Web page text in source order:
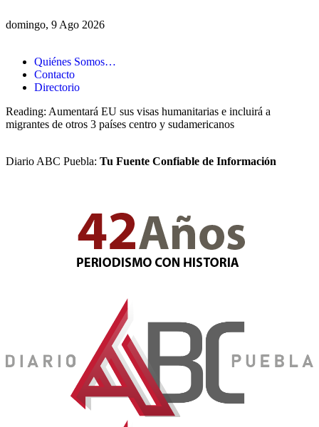
domingo, 9 Ago 2026
Quiénes Somos…
Contacto
Directorio
Reading: Aumentará EU sus visas humanitarias e incluirá a
migrantes de otros 3 países centro y sudamericanos
Diario ABC Puebla: Tu Fuente Confiable de Información